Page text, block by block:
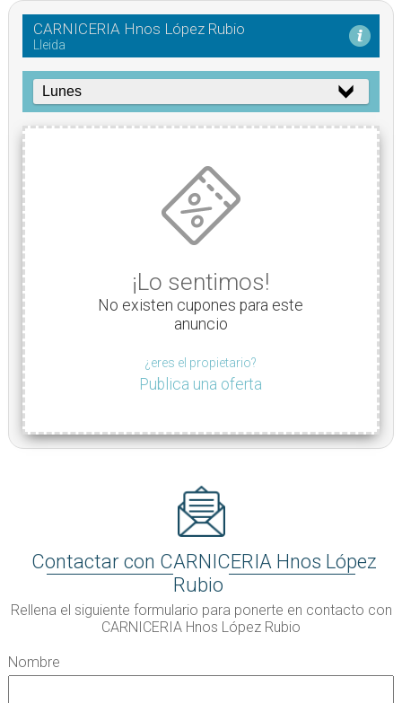
CARNICERIA Hnos López Rubio
Lleida
¡Lo sentimos!
No existen cupones para este
anuncio
¿eres el propietario?
Publica una oferta
Contactar con CARNICERIA Hnos López
Rubio
Rellena el siguiente formulario para ponerte en contacto con
CARNICERIA Hnos López Rubio
Nombre